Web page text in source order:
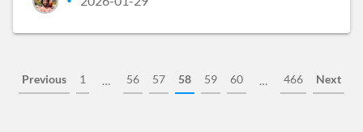
Previous 1 … 56 57 58 59 60 … 466 Next